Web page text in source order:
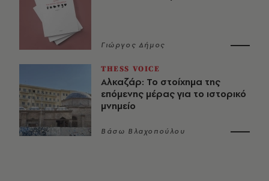
Γιώργος Δήμος
THESS VOICE
Αλκαζάρ: Το στοίχημα της
επόμενης μέρας για το ιστορικό
μνημείο
Βάσω Βλαχοπούλου